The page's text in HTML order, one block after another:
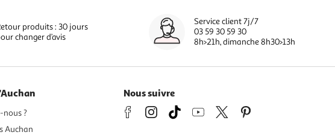
produits : 30 jours
changer d’avis
Service client 7j/7
03 59 30 59 30
8h>21h, dimanche 8h30>13h
nous ?
Auchan
Nous suivre